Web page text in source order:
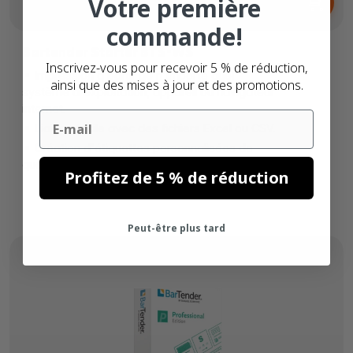
€
Impression à partir de n'importe quel
système d'exploitation, appareil ou navigateur
internet.
Liaison facile avec des fichiers Excel ou CSV.
Création d'étiquettes personnalisées de
qualité professionnelle.
Votre première
commande!
Inscrivez-vous pour recevoir 5 % de réduction,
ainsi que des mises à jour et des promotions.
Email
Profitez de 5 % de réduction
Peut-être plus tard